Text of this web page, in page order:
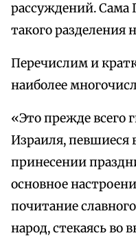
рассуждений. Сама
такого
Перечислим и
наиболее
«Это прежде всего
Израиля, певшиеся
принесении
основное
почитание
народ, стекаясь во